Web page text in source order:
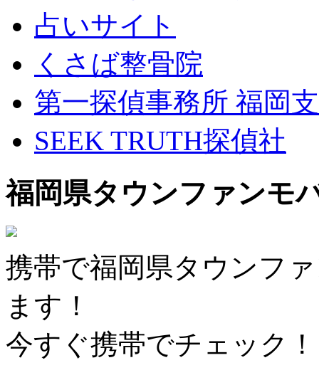
占いサイト
くさば整骨院
第一探偵事務所 福岡
SEEK TRUTH探偵社
福岡県タウンファンモ
携帯で福岡県タウンフ
ます！
今すぐ携帯でチェック！